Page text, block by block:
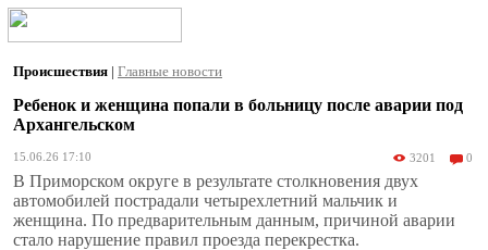
Происшествия | Главные новости
Ребенок и женщина попали в больницу после аварии под
Архангельском
15.06.26 17:10 3201 0
В Приморском округе в результате столкновения двух
автомобилей пострадали четырехлетний мальчик и
женщина. По предварительным данным, причиной аварии
стало нарушение правил проезда перекрестка.